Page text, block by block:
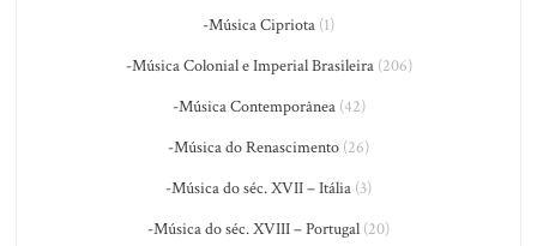
-Música Cipriota (1)
-Música Colonial e Imperial Brasileira(206)
-Música Contemporânea(42)
-Música do Renascimento (26)
-Música do séc. XVII – Itália (3)
-Música do séc. XVIII – Portugal (20)